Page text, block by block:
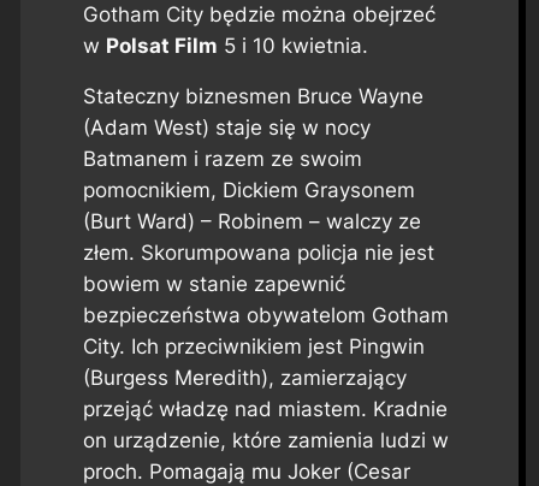
Gotham City będzie można obejrzeć
w Polsat Film 5 i 10 kwietnia.
Stateczny biznesmen Bruce Wayne
(Adam West) staje się w nocy
Batmanem i razem ze swoim
pomocnikiem, Dickiem Graysonem
(Burt Ward) – Robinem – walczy ze
złem. Skorumpowana policja nie jest
bowiem w stanie zapewnić
bezpieczeństwa obywatelom Gotham
City. Ich przeciwnikiem jest Pingwin
(Burgess Meredith), zamierzający
przejąć władzę nad miastem. Kradnie
on urządzenie, które zamienia ludzi w
proch. Pomagają mu Joker (Cesar